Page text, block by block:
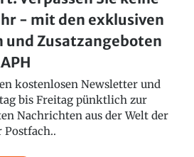
- mit den exklusiven
und Zusatzangeboten
kostenlosen Newsletter und
bis Freitag pünktlich zur
Nachrichten aus der Welt der